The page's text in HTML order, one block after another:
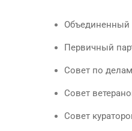
Первичный
Совет по
Совет
Совет